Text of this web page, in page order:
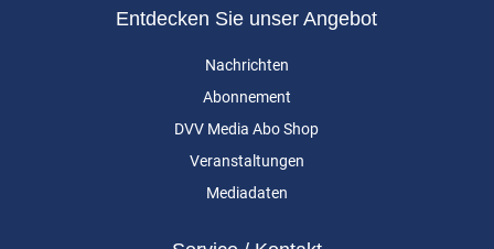
Entdecken Sie unser Angebot
Nachrichten
Abonnement
DVV Media Abo Shop
Veranstaltungen
Mediadaten